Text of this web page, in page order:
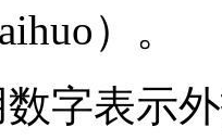
）。
字表示外